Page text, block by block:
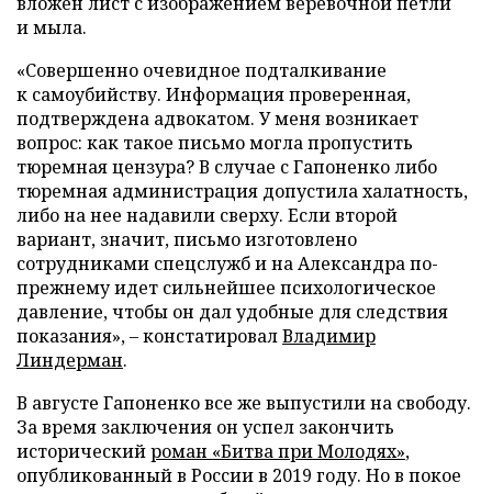
и мыла.
«Совершенно очевидное подталкивание
к самоубийству. Информация проверенная,
подтверждена адвокатом. У меня возникает
вопрос: как такое письмо могла пропустить
тюремная цензура? В случае с Гапоненко либо
тюремная администрация допустила халатность,
либо на нее надавили сверху. Если второй
вариант, значит, письмо изготовлено
сотрудниками спецслужб и на Александра по-
прежнему идет сильнейшее психологическое
давление, чтобы он дал удобные для следствия
показания», – констатировалВладимир
Линдерман.
В августе Гапоненко все же выпустили на свободу.
За время заключения он успел закончить
историческийроман «Битва при Молодях»,
опубликованный в России в 2019 году. Но в покое